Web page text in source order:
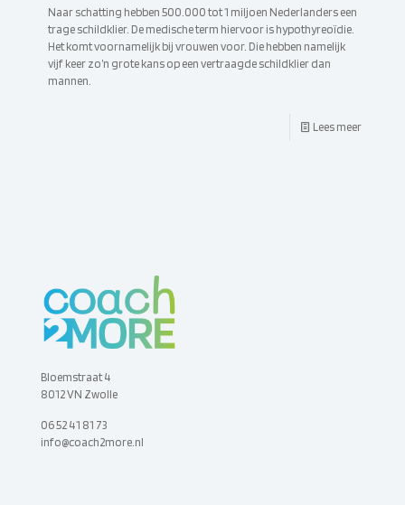
Naar schatting hebben 500.000 tot 1 miljoen Nederlanders een
trage schildklier. De medische term hiervoor is hypothyreoïdie.
Het komt voornamelijk bij vrouwen voor. Die hebben namelijk
vijf keer zo’n grote kans op een vertraagde schildklier dan
mannen.
Lees meer
Bloemstraat 4
8012 VN Zwolle
06 52 41 81 73
info@coach2more.nl